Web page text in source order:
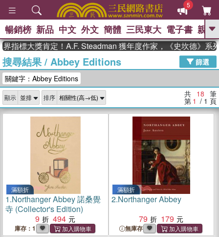
5
GO
熱搜： 東野圭吾 高希均教授回憶錄
、 The Odyssey 、 父親節 、 如果歷
獎 臺灣漫遊錄 、 方念華 、 台灣的李
登輝時代
數學女孩：黎曼猜想 、
偉大的迷走神經
暢銷榜 新品 中文 外文 簡體 三民東大 電子書 親子
標大獎肯定！A.F. Steadman 獲年度作家，《史坎德》系列
搜尋結果/ Abbey Editions
篩選
關鍵字：Abbey Editions
顯示 排序 共 18 筆
第 1 / 1 頁
滿額折
1.Northanger Abbey 諾桑覺
寺 (Collector's Edition)
9
494
庫存：1
滿額折
2.Northanger Abbey
79
179
無庫存